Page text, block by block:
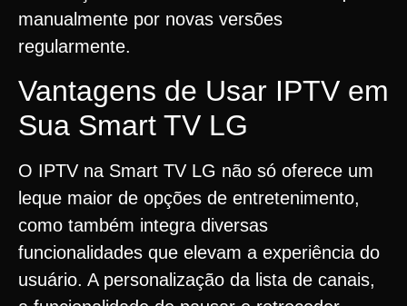
manualmente por novas versões
regularmente.
Vantagens de Usar IPTV em
Sua Smart TV LG
O IPTV na Smart TV LG não só oferece um
leque maior de opções de entretenimento,
como também integra diversas
funcionalidades que elevam a experiência do
usuário. A personalização da lista de canais,